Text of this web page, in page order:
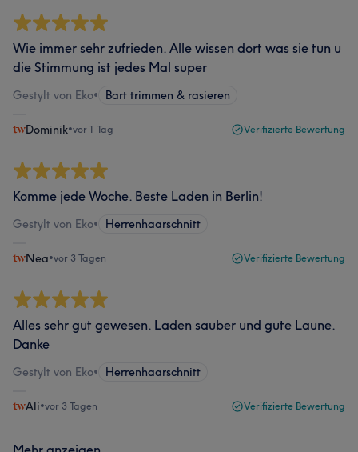
Wie immer sehr zufrieden. Alle wissen dort was sie tun u
die Stimmung ist jedes Mal super
Gestylt von Eko• Bart trimmen & rasieren
Dominik•vor 1 Tag Verifizierte Bewertung
Komme jede Woche. Beste Laden in Berlin!
Gestylt von Eko• Herrenhaarschnitt
Nea•vor 3 Tagen Verifizierte Bewertung
Alles sehr gut gewesen. Laden sauber und gute Laune.
Danke
Gestylt von Eko• Herrenhaarschnitt
Ali•vor 3 Tagen Verifizierte Bewertung